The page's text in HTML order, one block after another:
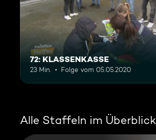
72: KLASSENKASSE
23 Min. Folge vom 05.05.2020
Alle Staffeln im Überblick